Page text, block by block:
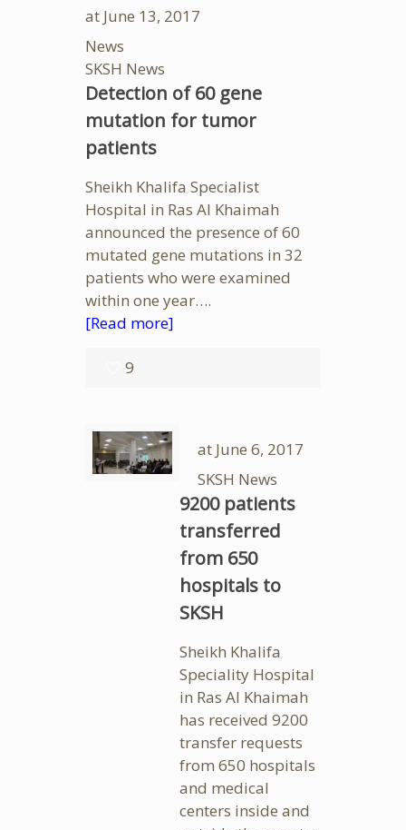
at June 13, 2017
News
SKSH News
Detection of 60 gene
mutation for tumor
patients
Sheikh Khalifa Specialist
Hospital in Ras Al Khaimah
announced the presence of 60
mutated gene mutations in 32
patients who were examined
within one year….
[Read more]
9
at June 6, 2017
SKSH News
9200 patients
transferred
from 650
hospitals to
SKSH
Sheikh Khalifa
Speciality Hospital
in Ras Al Khaimah
has received 9200
transfer requests
from 650 hospitals
and medical
centers inside and